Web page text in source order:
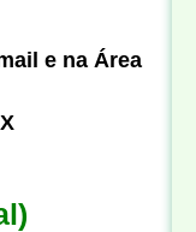
e na Área